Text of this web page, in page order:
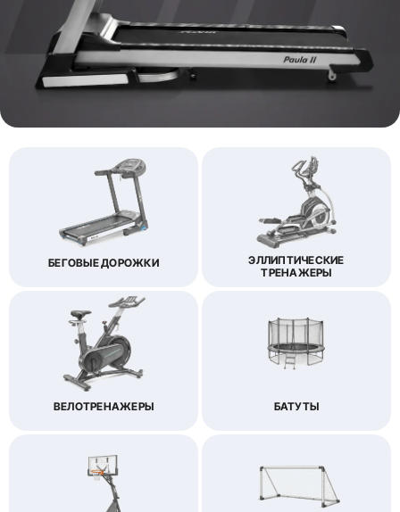
БЕГОВЫЕ ДОРОЖКИ
ЭЛЛИПТИЧЕСКИЕ
ТРЕНАЖЕРЫ
ВЕЛОТРЕНАЖЕРЫ БАТУТЫ